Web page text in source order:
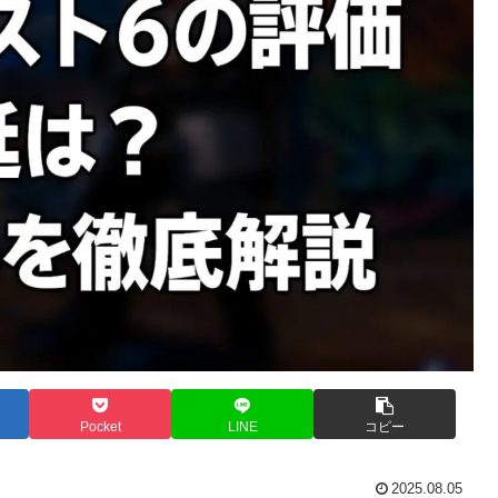
Pocket LINE コピー
2025.08.05